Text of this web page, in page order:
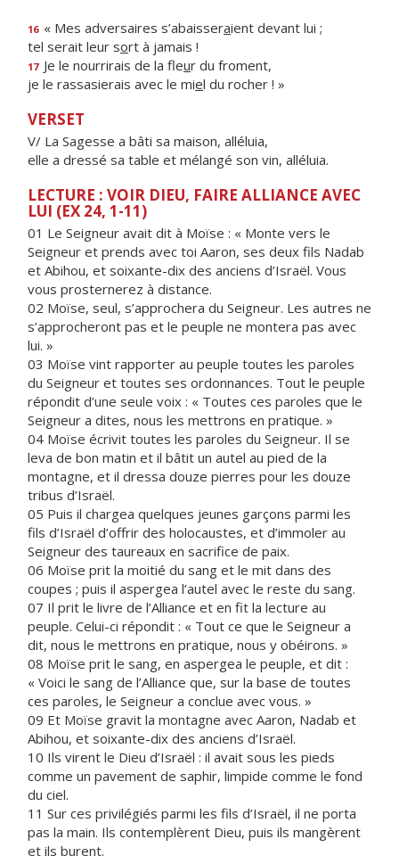
16 « Mes adversaires s’abaisseraient devant lui ;
tel serait leur sort à jamais !
17 Je le nourrirais de la fleur du froment,
je le rassasierais avec le miel du rocher ! »
VERSET
V/ La Sagesse a bâti sa maison, alléluia,
elle a dressé sa table et mélangé son vin, alléluia.
LECTURE : VOIR DIEU, FAIRE ALLIANCE AVEC
LUI (EX 24, 1-11)
01 Le Seigneur avait dit à Moïse : « Monte vers le
Seigneur et prends avec toi Aaron, ses deux fils Nadab
et Abihou, et soixante-dix des anciens d’Israël. Vous
vous prosternerez à distance.
02 Moïse, seul, s’approchera du Seigneur. Les autres ne
s’approcheront pas et le peuple ne montera pas avec
lui. »
03 Moïse vint rapporter au peuple toutes les paroles
du Seigneur et toutes ses ordonnances. Tout le peuple
répondit d’une seule voix : « Toutes ces paroles que le
Seigneur a dites, nous les mettrons en pratique. »
04 Moïse écrivit toutes les paroles du Seigneur. Il se
leva de bon matin et il bâtit un autel au pied de la
montagne, et il dressa douze pierres pour les douze
tribus d’Israël.
05 Puis il chargea quelques jeunes garçons parmi les
fils d’Israël d’offrir des holocaustes, et d’immoler au
Seigneur des taureaux en sacrifice de paix.
06 Moïse prit la moitié du sang et le mit dans des
coupes ; puis il aspergea l’autel avec le reste du sang.
07 Il prit le livre de l’Alliance et en fit la lecture au
peuple. Celui-ci répondit : « Tout ce que le Seigneur a
dit, nous le mettrons en pratique, nous y obéirons. »
08 Moïse prit le sang, en aspergea le peuple, et dit :
« Voici le sang de l’Alliance que, sur la base de toutes
ces paroles, le Seigneur a conclue avec vous. »
09 Et Moïse gravit la montagne avec Aaron, Nadab et
Abihou, et soixante-dix des anciens d’Israël.
10 Ils virent le Dieu d’Israël : il avait sous les pieds
comme un pavement de saphir, limpide comme le fond
du ciel.
11 Sur ces privilégiés parmi les fils d’Israël, il ne porta
pas la main. Ils contemplèrent Dieu, puis ils mangèrent
et ils burent.